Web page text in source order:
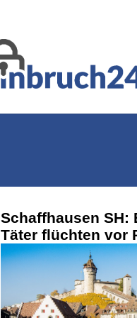
Schaffhausen SH:
Täter flüchten vor